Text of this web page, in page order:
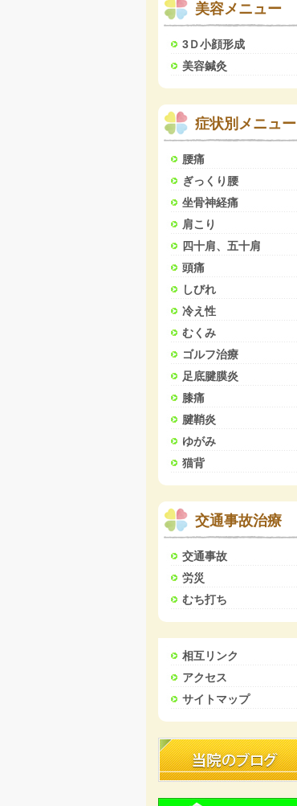
美容メニュー
3Ｄ小顔形成
美容鍼灸
症状別メニュー
腰痛
ぎっくり腰
坐骨神経痛
肩こり
四十肩、五十肩
頭痛
しびれ
冷え性
むくみ
ゴルフ治療
足底腱膜炎
膝痛
腱鞘炎
ゆがみ
猫背
交通事故治療
交通事故
労災
むち打ち
相互リンク
アクセス
サイトマップ